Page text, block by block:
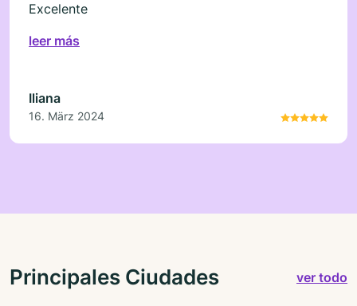
Excelente
leer más
Iliana
16. März 2024
Principales Ciudades ver todo